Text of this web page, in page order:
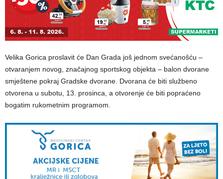
Velika Gorica proslavit će Dan Grada još jednom svećanošću –
otvaranjem novog, značajnog sportskog objekta – balon dvorane
smještene pokraj Gradske dvorane. Dvorana će biti službeno
otvorena u subotu, 13. prosinca, a otvorenje će biti popraćeno
bogatim rukometnim programom.